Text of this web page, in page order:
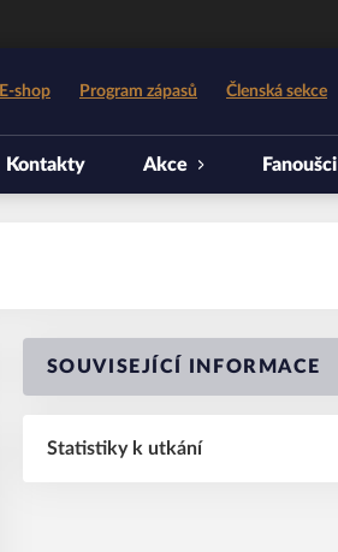
E-shop Program zápasů Členská sekce
Kontakty Akce Fanoušci
SOUVISEJÍCÍ INFORMACE
Statistiky k utkání